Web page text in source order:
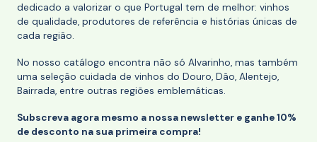
dedicado a valorizar o que Portugal tem de melhor: vinhos
de qualidade, produtores de referência e histórias únicas de
cada região.
No nosso catálogo encontra não só Alvarinho, mas também
uma seleção cuidada de vinhos do Douro, Dão, Alentejo,
Bairrada, entre outras regiões emblemáticas.
Subscreva agora mesmo a nossa newsletter e ganhe 10%
de desconto na sua primeira compra!